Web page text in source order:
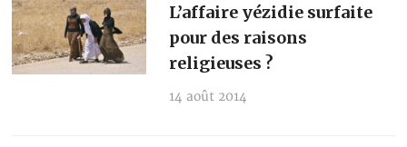
L’affaire yézidie surfaite
pour des raisons
religieuses ?
14 août 2014